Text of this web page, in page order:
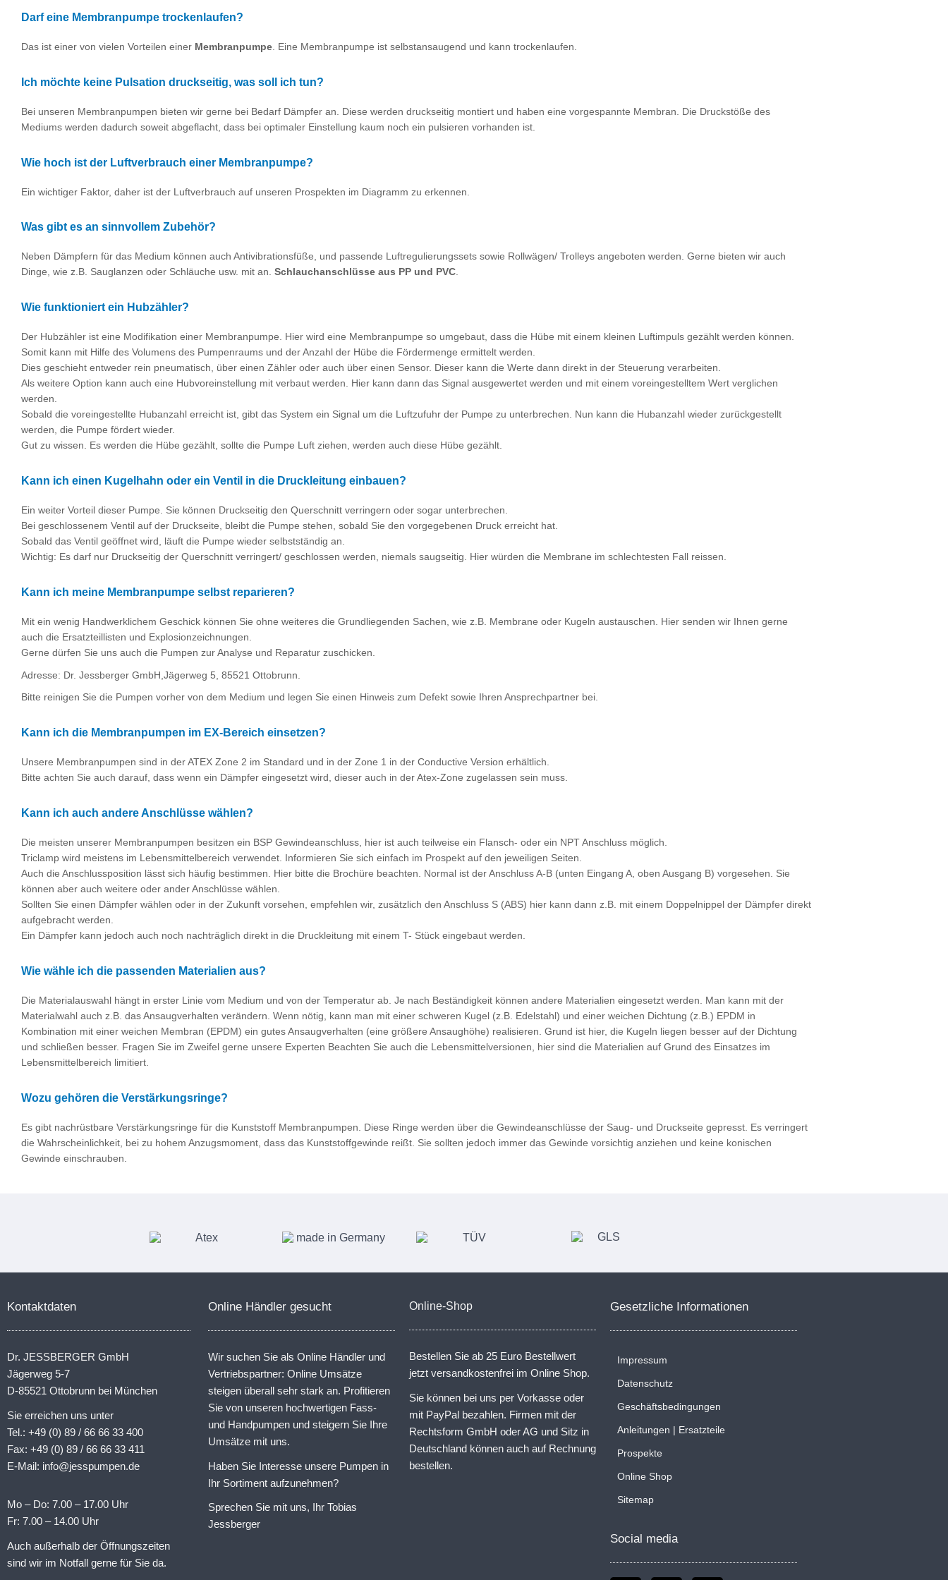
Darf eine Membranpumpe trockenlaufen?
Das ist einer von vielen Vorteilen einer Membranpumpe . Eine Membranpumpe ist selbstansaugend und kann trockenlaufen.
Ich möchte keine Pulsation druckseitig, was soll ich tun?
Bei unseren Membranpumpen bieten wir gerne bei Bedarf Dämpfer an. Diese werden druckseitig montiert und haben eine vorgespannte Membran. Die Druckstöße des
Mediums werden dadurch soweit abgeflacht, dass bei optimaler Einstellung kaum noch ein pulsieren vorhanden ist.
Wie hoch ist der Luftverbrauch einer Membranpumpe?
Ein wichtiger Faktor, daher ist der Luftverbrauch auf unseren Prospekten im Diagramm zu erkennen.
Was gibt es an sinnvollem Zubehör?
Neben Dämpfern für das Medium können auch Antivibrationsfüße, und passende Luftregulierungssets sowie Rollwägen/ Trolleys angeboten werden. Gerne bieten wir auch
Dinge, wie z.B. Sauglanzen oder Schläuche usw. mit an. Schlauchanschlüsse aus PP und PVC.
Wie funktioniert ein Hubzähler?
Der Hubzähler ist eine Modifikation einer Membranpumpe. Hier wird eine Membranpumpe so umgebaut, dass die Hübe mit einem kleinen Luftimpuls gezählt werden können.
Somit kann mit Hilfe des Volumens des Pumpenraums und der Anzahl der Hübe die Fördermenge ermittelt werden.
Dies geschieht entweder rein pneumatisch, über einen Zähler oder auch über einen Sensor. Dieser kann die Werte dann direkt in der Steuerung verarbeiten.
Als weitere Option kann auch eine Hubvoreinstellung mit verbaut werden. Hier kann dann das Signal ausgewertet werden und mit einem voreingestelltem Wert verglichen
werden.
Sobald die voreingestellte Hubanzahl erreicht ist, gibt das System ein Signal um die Luftzufuhr der Pumpe zu unterbrechen. Nun kann die Hubanzahl wieder zurückgestellt
werden, die Pumpe fördert wieder.
Gut zu wissen. Es werden die Hübe gezählt, sollte die Pumpe Luft ziehen, werden auch diese Hübe gezählt.
Kann ich einen Kugelhahn oder ein Ventil in die Druckleitung einbauen?
Ein weiter Vorteil dieser Pumpe. Sie können Druckseitig den Querschnitt verringern oder sogar unterbrechen.
Bei geschlossenem Ventil auf der Druckseite, bleibt die Pumpe stehen, sobald Sie den vorgegebenen Druck erreicht hat.
Sobald das Ventil geöffnet wird, läuft die Pumpe wieder selbstständig an.
Wichtig: Es darf nur Druckseitig der Querschnitt verringert/ geschlossen werden, niemals saugseitig. Hier würden die Membrane im schlechtesten Fall reissen.
Kann ich meine Membranpumpe selbst reparieren?
Mit ein wenig Handwerklichem Geschick können Sie ohne weiteres die Grundliegenden Sachen, wie z.B. Membrane oder Kugeln austauschen. Hier senden wir Ihnen gerne
auch die Ersatzteillisten und Explosionzeichnungen.
Gerne dürfen Sie uns auch die Pumpen zur Analyse und Reparatur zuschicken.
Adresse: Dr. Jessberger GmbH,Jägerweg 5, 85521 Ottobrunn.
Bitte reinigen Sie die Pumpen vorher von dem Medium und legen Sie einen Hinweis zum Defekt sowie Ihren Ansprechpartner bei.
Kann ich die Membranpumpen im EX-Bereich einsetzen?
Unsere Membranpumpen sind in der ATEX Zone 2 im Standard und in der Zone 1 in der Conductive Version erhältlich.
Bitte achten Sie auch darauf, dass wenn ein Dämpfer eingesetzt wird, dieser auch in der Atex-Zone zugelassen sein muss.
Kann ich auch andere Anschlüsse wählen?
Die meisten unserer Membranpumpen besitzen ein BSP Gewindeanschluss, hier ist auch teilweise ein Flansch- oder ein NPT Anschluss möglich.
Triclamp wird meistens im Lebensmittelbereich verwendet. Informieren Sie sich einfach im Prospekt auf den jeweiligen Seiten.
Auch die Anschlussposition lässt sich häufig bestimmen. Hier bitte die Brochüre beachten. Normal ist der Anschluss A-B (unten Eingang A, oben Ausgang B) vorgesehen. Sie
können aber auch weitere oder ander Anschlüsse wählen.
Sollten Sie einen Dämpfer wählen oder in der Zukunft vorsehen, empfehlen wir, zusätzlich den Anschluss S (ABS) hier kann dann z.B. mit einem Doppelnippel der Dämpfer direkt
aufgebracht werden.
Ein Dämpfer kann jedoch auch noch nachträglich direkt in die Druckleitung mit einem T- Stück eingebaut werden.
Wie wähle ich die passenden Materialien aus?
Die Materialauswahl hängt in erster Linie vom Medium und von der Temperatur ab. Je nach Beständigkeit können andere Materialien eingesetzt werden. Man kann mit der
Materialwahl auch z.B. das Ansaugverhalten verändern. Wenn nötig, kann man mit einer schweren Kugel (z.B. Edelstahl) und einer weichen Dichtung (z.B.) EPDM in
Kombination mit einer weichen Membran (EPDM) ein gutes Ansaugverhalten (eine größere Ansaughöhe) realisieren. Grund ist hier, die Kugeln liegen besser auf der Dichtung
und schließen besser. Fragen Sie im Zweifel gerne unsere Experten Beachten Sie auch die Lebensmittelversionen, hier sind die Materialien auf Grund des Einsatzes im
Lebensmittelbereich limitiert.
Wozu gehören die Verstärkungsringe?
Es gibt nachrüstbare Verstärkungsringe für die Kunststoff Membranpumpen. Diese Ringe werden über die Gewindeanschlüsse der Saug- und Druckseite gepresst. Es verringert
die Wahrscheinlichkeit, bei zu hohem Anzugsmoment, dass das Kunststoffgewinde reißt. Sie sollten jedoch immer das Gewinde vorsichtig anziehen und keine konischen
Gewinde einschrauben.
Kontaktdaten
Dr. JESSBERGER GmbH
Jägerweg 5-7
D-85521 Ottobrunn bei München
Sie erreichen uns unter
Tel.: +49 (0) 89 / 66 66 33 400
Fax: +49 (0) 89 / 66 66 33 411
E-Mail: info@jesspumpen.de
Mo – Do: 7.00 – 17.00 Uhr
Fr: 7.00 – 14.00 Uhr
Auch außerhalb der Öffnungszeiten
sind wir im Notfall gerne für Sie da.
Online Händler gesucht
Wir suchen Sie als Online Händler und
Vertriebspartner: Online Umsätze
steigen überall sehr stark an. Profitieren
Sie von unseren hochwertigen Fass-
und Handpumpen und steigern Sie Ihre
Umsätze mit uns.
Haben Sie Interesse unsere Pumpen in
Ihr Sortiment aufzunehmen?
Sprechen Sie mit uns, Ihr Tobias
Jessberger
Online-Shop
Bestellen Sie ab 25 Euro Bestellwert
jetzt versandkostenfrei im Online Shop.
Sie können bei uns per Vorkasse oder
mit PayPal bezahlen. Firmen mit der
Rechtsform GmbH oder AG und Sitz in
Deutschland können auch auf Rechnung
bestellen.
Gesetzliche Informationen
Impressum
Datenschutz
Geschäftsbedingungen
Anleitungen | Ersatzteile
Prospekte
Online Shop
Sitemap
Social media